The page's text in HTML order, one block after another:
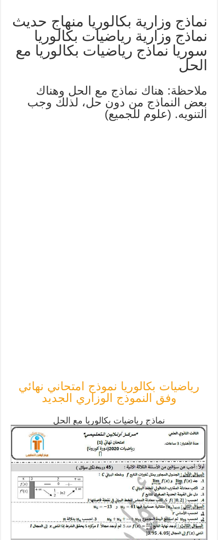
نماذج
الصيغة
الوزارية
بكالوريا
حديث
نماذج وزارية بكالوريا منهاج حديث
نماذج وزارية رياضيات بكالوريا
سوريا نماذج رياضيات بكالوريا مع
الحل
ملاحظة: هناك نماذج مع الحل وهناك
بعض النماذج من دون حل، لذلك وجب
التنويه. (علوم للجميع)
رياضيات بكالوريا نموذج امتحاني نهائي
وفق النموذج الوزاري الجديد
نماذج رياضيات بكالوريا مع الحل